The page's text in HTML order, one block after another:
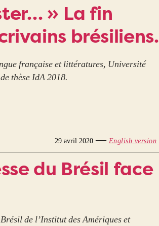
» La fin
brésiliens.
française et littératures, Université
thèse IdA 2018.
29 avril 2020— English version
du Brésil face
de l’Institut des Amériques et